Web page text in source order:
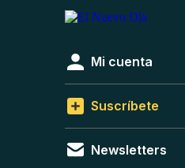
Mi cuenta
Suscríbete
Newsletters